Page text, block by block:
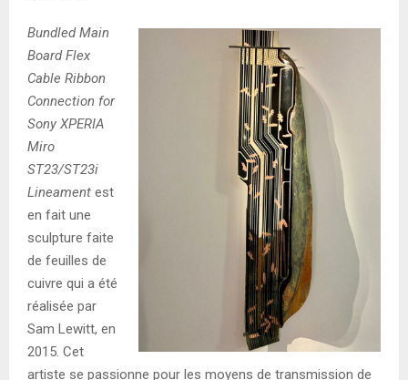
Bundled Main
Board Flex
Cable Ribbon
Connection for
Sony XPERIA
Miro
ST23/ST23i
Lineament est
en fait une
sculpture faite
de feuilles de
cuivre qui a été
réalisée par
Sam Lewitt, en
2015. Cet
artiste se passionne pour les moyens de transmission de